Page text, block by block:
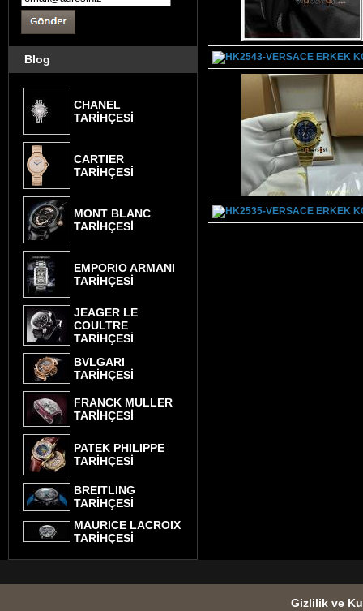
Blog
CHANEL
TARİHÇESİ
CARTIER
TARİHÇESİ
MONT BLANC
TARİHÇESİ
EMPORIO ARMANI
TARİHÇESİ
JEAGER LE
COULTRE
TARİHÇESİ
BVLGARI
TARİHÇESİ
FRANCK MULLER
TARİHÇESİ
PATEK PHILIPPE
TARİHÇESİ
BREITLING
TARİHÇESİ
MAURICE LACROIX
TARİHÇESİ
Gizlilik ve